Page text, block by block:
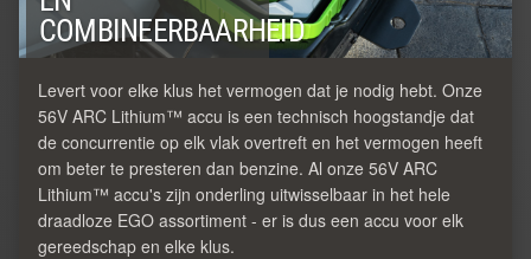
COMBINEERBAARHEID
Levert voor elke klus het vermogen dat je nodig hebt. Onze
56V ARC Lithium™ accu is een technisch hoogstandje dat
de concurrentie op elk vlak overtreft en het vermogen heeft
om beter te presteren dan benzine. Al onze 56V ARC
Lithium™ accu's zijn onderling uitwisselbaar in het hele
draadloze EGO assortiment - er is dus een accu voor elk
gereedschap en elke klus.